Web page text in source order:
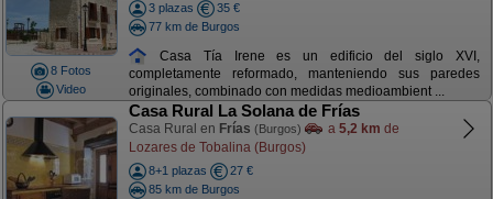
8 Fotos
Video
3 plazas
35 €
77 km de Burgos
Casa Tía Irene es un edificio del siglo XVI,
completamente reformado, manteniendo sus paredes
originales, combinado con medidas medioambient ...
Casa Rural La Solana de Frías
Casa Rural en Frías (Burgos) a 5,2 km de
Lozares de Tobalina (Burgos)
8+1 plazas
27 €
85 km de Burgos